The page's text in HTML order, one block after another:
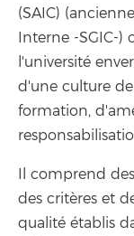
(SAIC)
Interne -SGIC-)
l'université
d'une culture
formation,
Il comprend
des critères et
qualité établis